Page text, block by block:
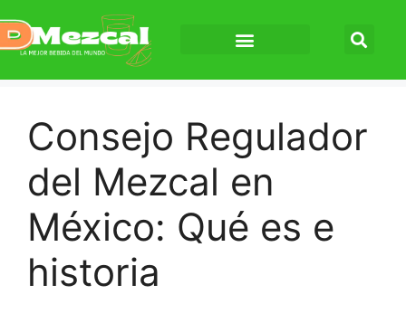
Consejo Regulador
del Mezcal en
México: Qué es e
historia